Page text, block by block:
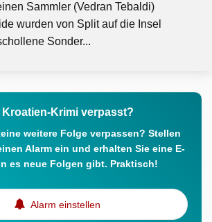
Sammler (Vedran Tebaldi)
wurden von Split auf die Insel
Sonder...
Kroatien-Krimi verpasst?
weitere Folge verpassen? Stellen
Alarm ein und erhalten Sie eine E-
es neue Folgen gibt. Praktisch!
Alarm einstellen